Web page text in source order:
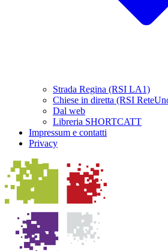
Strada Regina (RSI LA1)
Chiese in diretta (RSI
Dal web
Libreria SHORTCATT
Impressum e contatti
Privacy